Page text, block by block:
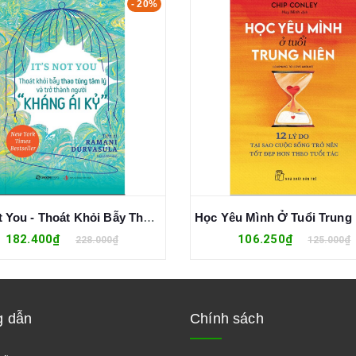
- 20%
It’s Not You - Thoát Khỏi Bẫy Thao Túng Tâm Lý Và Trở Thành Người "Kháng Ái Kỉ" - Ramani Durvasula
182.400₫ 228.000₫ 106.250₫ 125.000₫
dẫn Chính sách